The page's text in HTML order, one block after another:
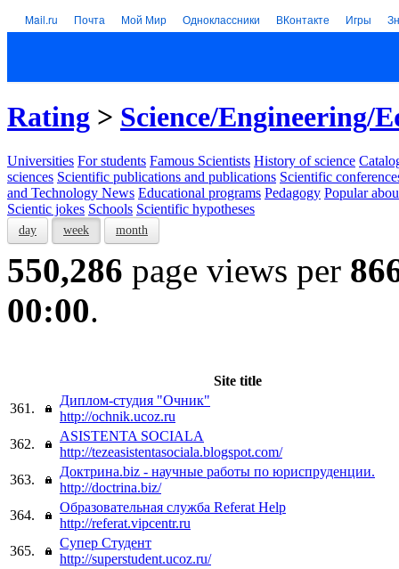
Mail.ru Почта Мой Мир Одноклассники ВКонтакте Игры
Rating > Science/Engineering/
Universities For students Famous Scientists History of science
sciences Scientific publications and publications Scientific
and Technology News Educational programs Pedagogy Popular
Scientic jokes Schools Scientific hypotheses
day week month
550,286 page views per
00:00.
Site title
361.
Диплом-студия "Очник"
http://ochnik.ucoz.ru
362.
ASISTENTA SOCIALA
http://tezeasistentasociala.blogspot.com/
363.
Доктрина.biz - научные работы по юриспруденции.
http://doctrina.biz/
364.
Образовательная служба Referat Help
http://referat.vipcentr.ru
365.
Супер Студент
http://superstudent.ucoz.ru/